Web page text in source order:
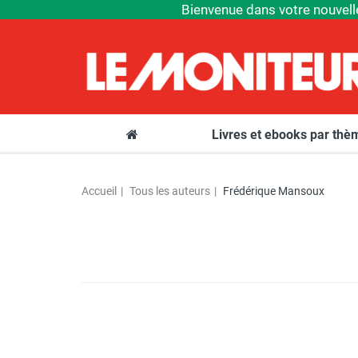
Bienvenue dans votre
Livres et ebooks par
Accueil Tous les auteurs Frédérique Mansoux